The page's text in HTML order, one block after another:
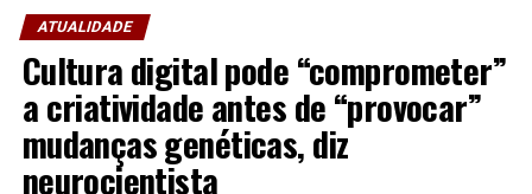
investimento na melhoria da qualidade de vida dos
cidadãos é absolutamente fundamental para um
concelho socialmente justo e equilibrado, pelo que a
rubrica da Coesão Social foi, uma vez mais, reforçada,
assumindo um papel de grande relevância no apoio às
famílias e às Instituições Particulares de Solidariedade
Social.
ATUALIDADE
Cultura digital pode “comprometer”
a criatividade antes de “provocar”
mudanças genéticas, diz
neurocientista